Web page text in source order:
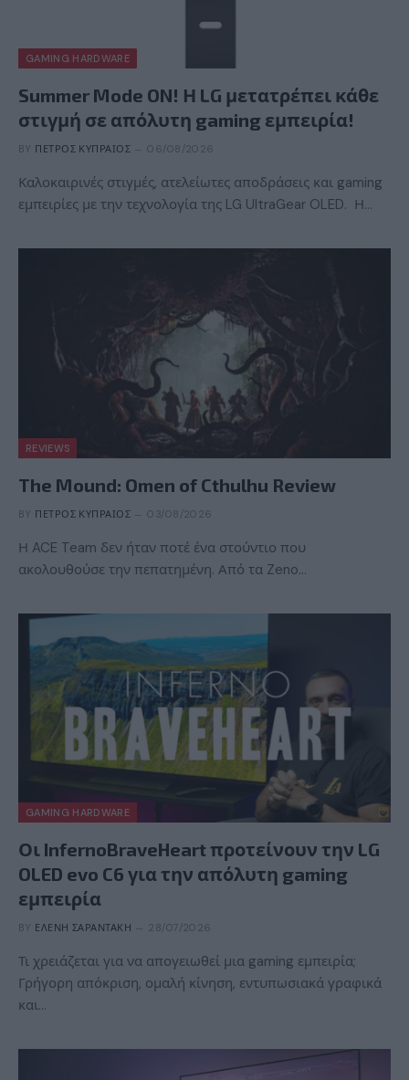
GAMING HARDWARE
Summer Mode ON! Η LG μετατρέπει κάθε
στιγμή σε απόλυτη gaming εμπειρία!
BY ΠΈΤΡΟΣ ΚΥΠΡΑΊΟΣ 06/08/2026
Καλοκαιρινές στιγμές, ατελείωτες αποδράσεις και gaming
εμπειρίες με την τεχνολογία της LG UltraGear OLED. Η…
REVIEWS
The Mound: Omen of Cthulhu Review
BY ΠΈΤΡΟΣ ΚΥΠΡΑΊΟΣ 03/08/2026
Η ACE Team δεν ήταν ποτέ ένα στούντιο που
ακολουθούσε την πεπατημένη. Από τα Zeno…
GAMING HARDWARE
Οι InfernoBraveHeart προτείνουν την LG
OLED evo C6 για την απόλυτη gaming
εμπειρία
BY ΕΛΈΝΗ ΣΑΡΑΝΤΆΚΗ 28/07/2026
Τι χρειάζεται για να απογειωθεί μια gaming εμπειρία;
Γρήγορη απόκριση, ομαλή κίνηση, εντυπωσιακά γραφικά
και…